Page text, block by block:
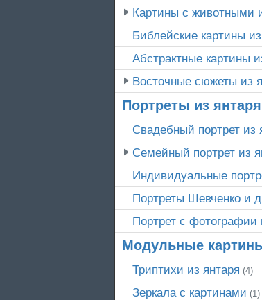
Картины с животными
Библейские картины
Абстрактные картины
Восточные сюжеты из
Портреты из янтаря
Свадебный портрет из
Семейный портрет из
Индивидуальные
Портрет c фотографии
Модульные
Триптихи из янтаря (4)
Зеркала с картинами (1)